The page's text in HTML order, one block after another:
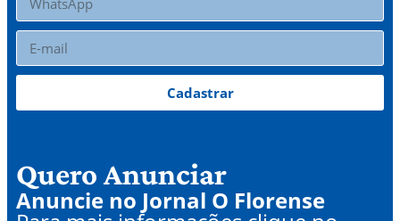
Cadastrar
Quero Anunciar
Anuncie no Jornal O Florense